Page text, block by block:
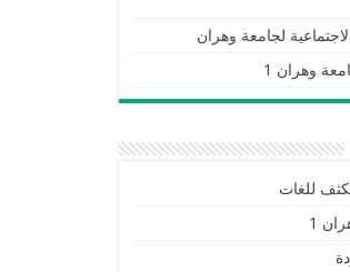
لجامعة وهران
وهران 1
للغات
1